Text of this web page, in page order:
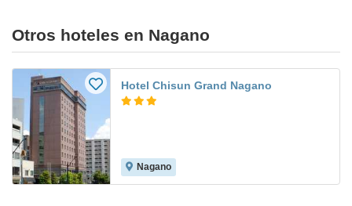
Otros hoteles en Nagano
Hotel Chisun Grand Nagano
Nagano